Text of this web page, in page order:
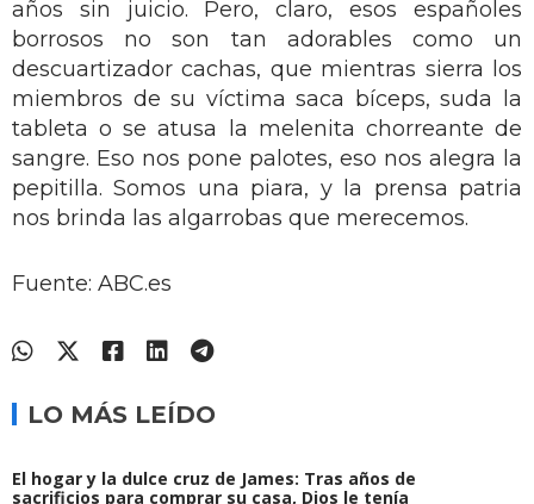
años sin juicio. Pero, claro, esos españoles
borrosos no son tan adorables como un
descuartizador cachas, que mientras sierra los
miembros de su víctima saca bíceps, suda la
tableta o se atusa la melenita chorreante de
sangre. Eso nos pone palotes, eso nos alegra la
pepitilla. Somos una piara, y la prensa patria
nos brinda las algarrobas que merecemos.
Fuente: ABC.es
LO MÁS LEÍDO
El hogar y la dulce cruz de James: Tras años de
sacrificios para comprar su casa, Dios le tenía